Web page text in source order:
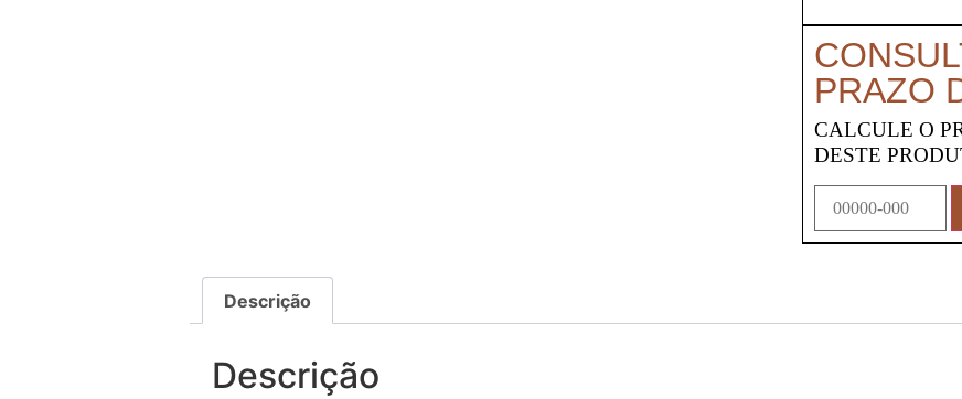
PRAZO
CALCULE O
DESTE
Descrição
Descrição